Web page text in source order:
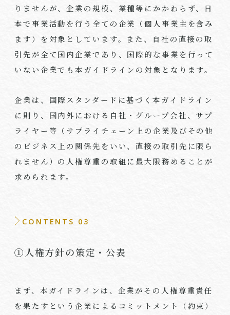
りませんが、企業の規模、業種等にかかわらず、日
本で事業活動を行う全ての企業（個人事業主を含み
ます）を対象としています。また、自社の直接の取
引先が全て国内企業であり、国際的な事業を行って
いない企業でも本ガイドラインの対象となります。
企業は、国際スタンダードに基づく本ガイドライン
に則り、国内外における自社・グループ会社、サプ
ライヤー等（サプライチェーン上の企業及びその他
のビジネス上の関係先をいい、直接の取引先に限ら
れません）の人権尊重の取組に最大限務めることが
求められます。
CONTENTS 03
①人権方針の策定・公表
まず、本ガイドラインは、企業がその人権尊重責任
を果たすという企業によるコミットメント（約束）